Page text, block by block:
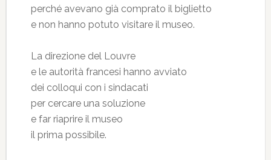
perché avevano già comprato il biglietto
e non hanno potuto visitare il museo.
La direzione del Louvre
e le autorità francesi hanno avviato
dei colloqui con i sindacati
per cercare una soluzione
e far riaprire il museo
il prima possibile.